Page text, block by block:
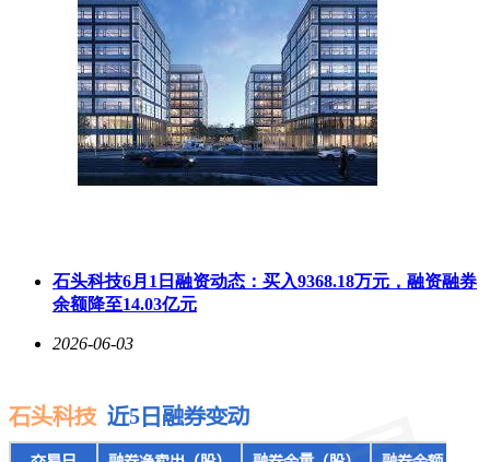
石头科技6月1日融资动态：买入9368.18万元，融资融券
余额降至14.03亿元
2026-06-03